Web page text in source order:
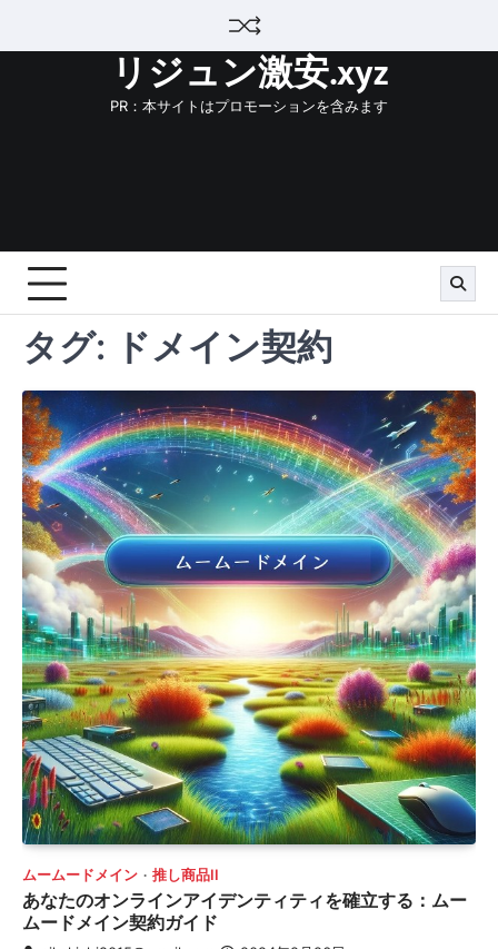
リジュン激安.xyz
PR：本サイトはプロモーションを含みます
タグ: ドメイン契約
ムームードメイン 推し商品II
あなたのオンラインアイデンティティを確立する：ムー
ムードメイン契約ガイド